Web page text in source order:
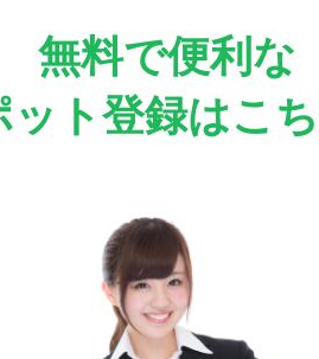
無料で便利な
ット登録はこ